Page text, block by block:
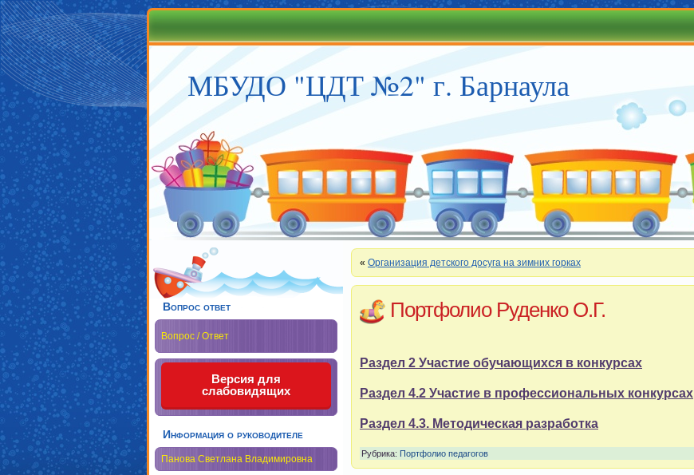
МБУДО "ЦДТ №2" г. Барнаула
Вопрос ответ
Вопрос / Ответ
Версия для
слабовидящих
Информация о руководителе
Панова Светлана Владимировна
« Организация детского досуга на зимних горках
Портфолио Руденко О.Г.
Раздел 2 Участие обучающихся в конкурсах
Раздел 4.2 Участие в профессиональных конкурсах
Раздел 4.3. Методическая разработка
Рубрика: Портфолио педагогов